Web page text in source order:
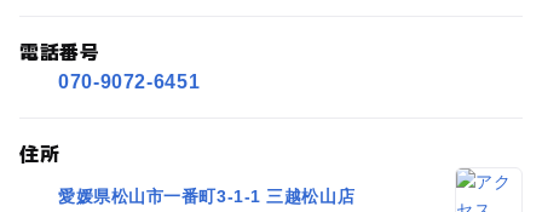
電話番号
070-9072-6451
住所
愛媛県松山市一番町3-1-1 三越松山店